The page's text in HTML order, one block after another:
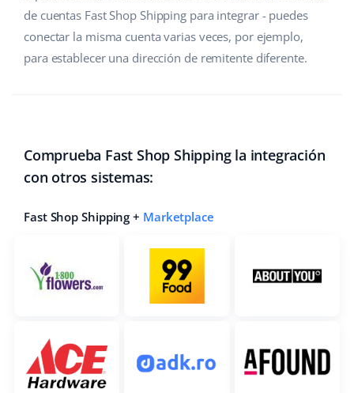
de cuentas Fast Shop Shipping para integrar - puedes
conectar la misma cuenta varias veces, por ejemplo,
para establecer una dirección de remitente diferente.
Comprueba Fast Shop Shipping la integración
con otros sistemas:
Fast Shop Shipping + Marketplace